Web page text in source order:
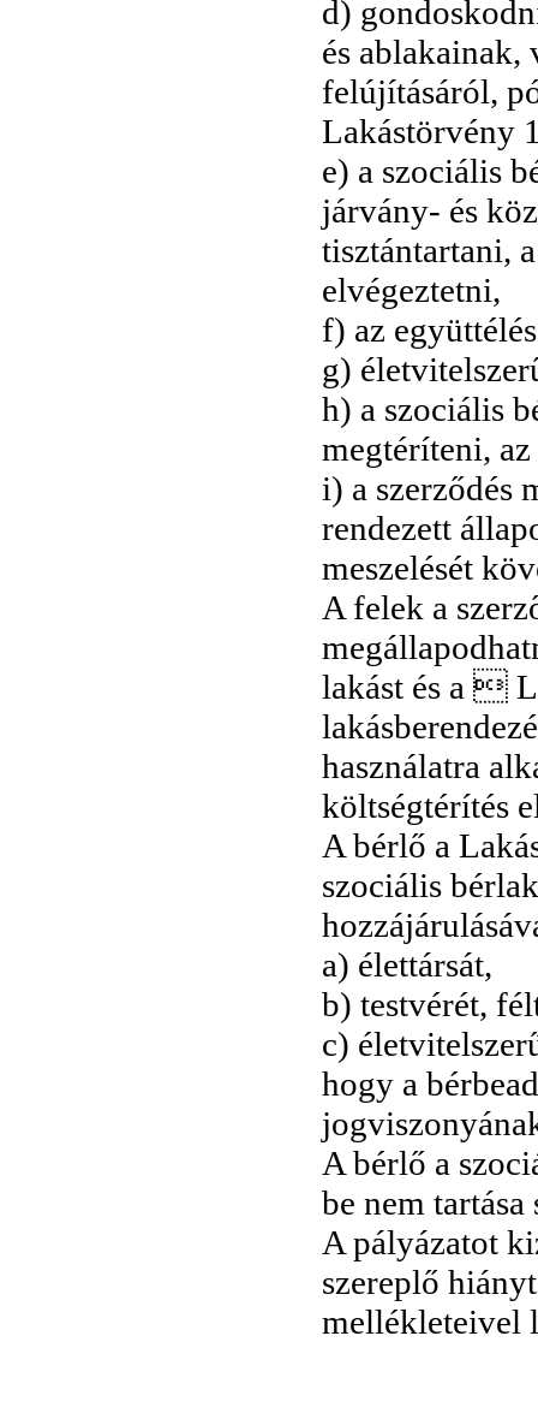
d)
és ablakainak,
felújításáról,
Lakástörvény
e) a szociális
járvány- és
tisztántartani,
elvégeztetni,
f) az
g)
h) a szociális
megtéríteni,
i) a szerződés
rendezett
meszelését
A felek a
lakást és a 
használatra
költségtérítés
A bérlő a
szociális
a) élettársát,
b) testvérét,
c)
hogy a
A bérlő a
be nem
A pályázatot
szereplő
mellékleteivel